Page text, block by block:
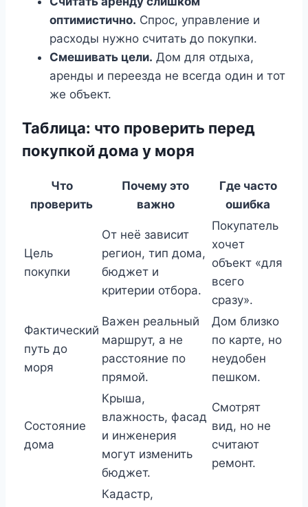
оптимистично. Спрос, управление и
расходы нужно считать до покупки.
Смешивать цели. Дом для отдыха,
аренды и переезда не всегда один и тот
же объект.
Таблица: что проверить перед
покупкой дома у моря
Что
проверить
Почему это
важно
Где часто
ошибка
Цель
покупки
От неё зависит
регион, тип дома,
бюджет и
критерии отбора.
Покупатель
хочет
объект «для
всего
сразу».
Фактический
путь до
моря
Важен реальный
маршрут, а не
расстояние по
прямой.
Дом близко
по карте, но
неудобен
пешком.
Состояние
дома
Крыша,
влажность, фасад
и инженерия
могут изменить
бюджет.
Смотрят
вид, но не
считают
ремонт.
Кадастр,